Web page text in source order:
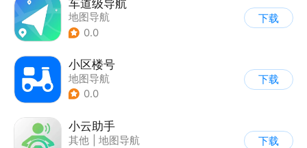
车道级导航
地图导航
0.0
下载
小区楼号
地图导航
0.0
下载
小云助手
其他
地图导航
下载